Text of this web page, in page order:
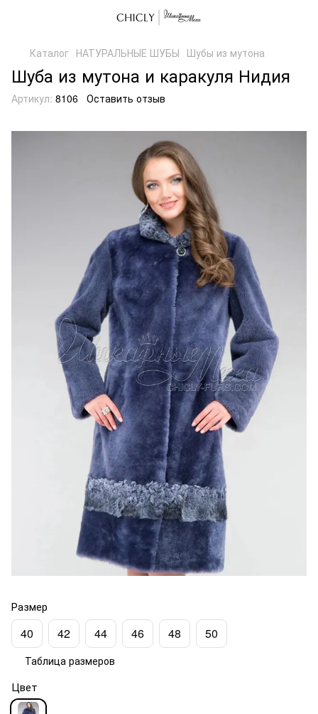
Каталог НАТУРАЛЬНЫЕ ШУБЫ Шубы из мутона
Шуба из мутона и каракуля Нидия
Артикул: 8106 Оставить отзыв
Размер
40 42 44 46 48 50
Таблица размеров
Цвет